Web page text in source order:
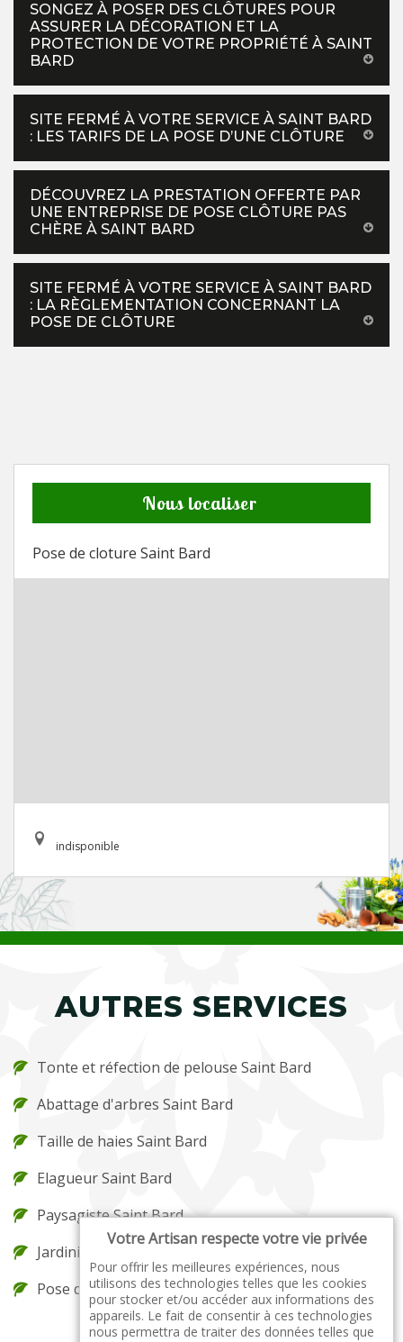
SONGEZ À POSER DES CLÔTURES POUR
ASSURER LA DÉCORATION ET LA
PROTECTION DE VOTRE PROPRIÉTÉ À SAINT
BARD
SITE FERMÉ À VOTRE SERVICE À SAINT BARD
: LES TARIFS DE LA POSE D’UNE CLÔTURE
DÉCOUVREZ LA PRESTATION OFFERTE PAR
UNE ENTREPRISE DE POSE CLÔTURE PAS
CHÈRE À SAINT BARD
SITE FERMÉ À VOTRE SERVICE À SAINT BARD
: LA RÈGLEMENTATION CONCERNANT LA
POSE DE CLÔTURE
Nous localiser
Pose de cloture Saint Bard
indisponible
AUTRES SERVICES
Tonte et réfection de pelouse Saint Bard
Abattage d'arbres Saint Bard
Taille de haies Saint Bard
Elagueur Saint Bard
Paysagiste Saint Bard
Jardinier Saint Bard
Pose de gazon en rouleau Saint Bard
Votre Artisan respecte votre vie privée
Pour offrir les meilleures expériences, nous
utilisons des technologies telles que les cookies
pour stocker et/ou accéder aux informations des
appareils. Le fait de consentir à ces technologies
nous permettra de traiter des données telles que